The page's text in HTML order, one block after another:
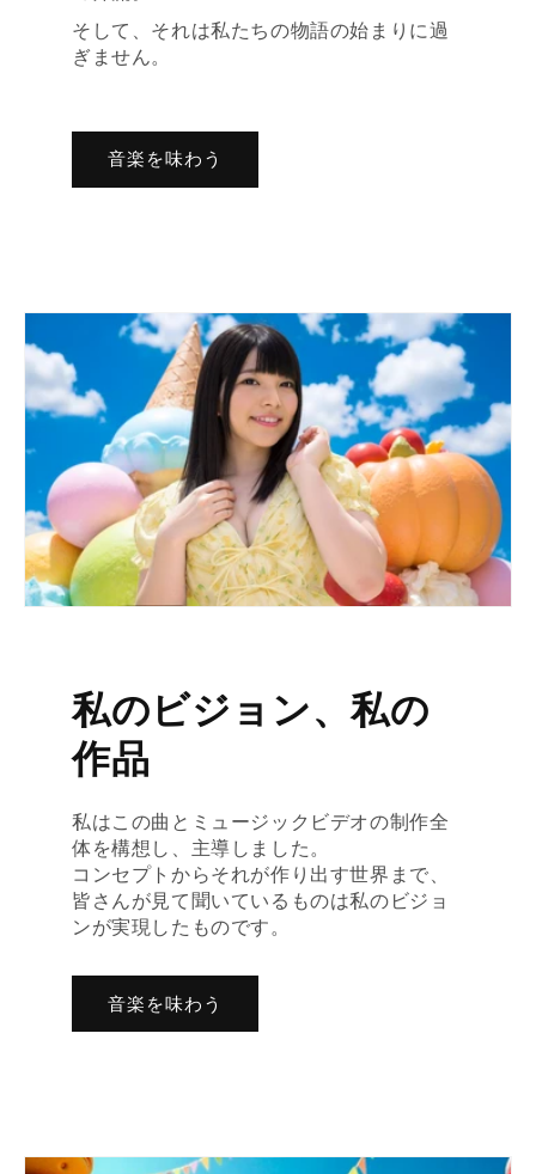
そして、それは私たちの物語の始まりに過
ぎません。
音楽を味わう
私のビジョン、私の
作品
私はこの曲とミュージックビデオの制作全
体を構想し、主導しました。
コンセプトからそれが作り出す世界まで、
皆さんが見て聞いているものは私のビジョ
ンが実現したものです。
音楽を味わう